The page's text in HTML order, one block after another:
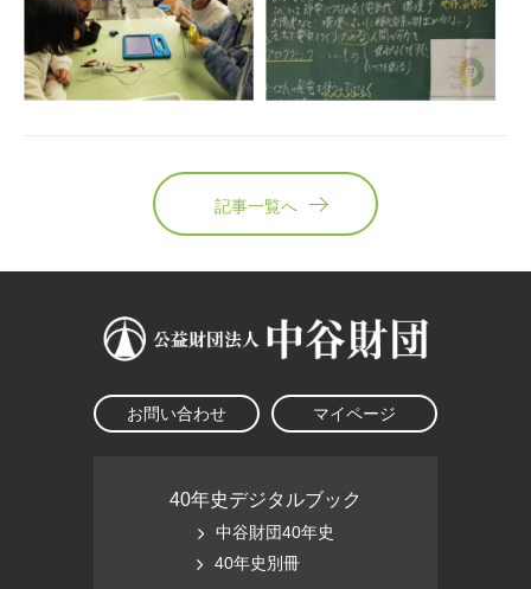
記事一覧へ
お問い合わせ マイページ
40年史デジタルブック
中谷財団40年史
40年史別冊